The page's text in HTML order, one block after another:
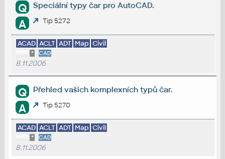
Q Speciální typy čar pro AutoCAD.
A Tip 5272
ACAD ACLT ADT Map Civil
* CAD
8.11.2006
Q Přehled vašich komplexních typů čar.
A Tip 5270
ACAD ACLT ADT Map Civil
* CAD
8.11.2006